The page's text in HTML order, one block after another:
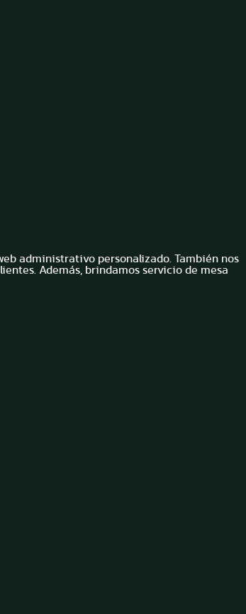
administrativo personalizado. También nos
Además, brindamos servicio de mesa